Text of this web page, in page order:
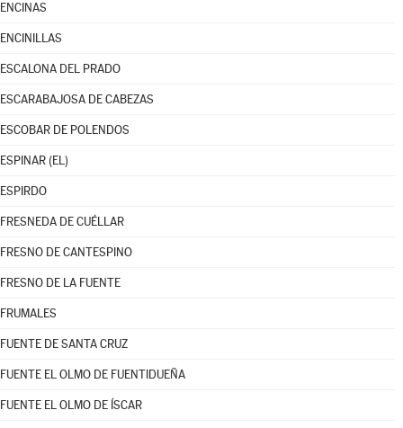
ENCINAS
ENCINILLAS
ESCALONA DEL PRADO
ESCARABAJOSA DE CABEZAS
ESCOBAR DE POLENDOS
ESPINAR (EL)
ESPIRDO
FRESNEDA DE CUÉLLAR
FRESNO DE CANTESPINO
FRESNO DE LA FUENTE
FRUMALES
FUENTE DE SANTA CRUZ
FUENTE EL OLMO DE FUENTIDUEÑA
FUENTE EL OLMO DE ÍSCAR